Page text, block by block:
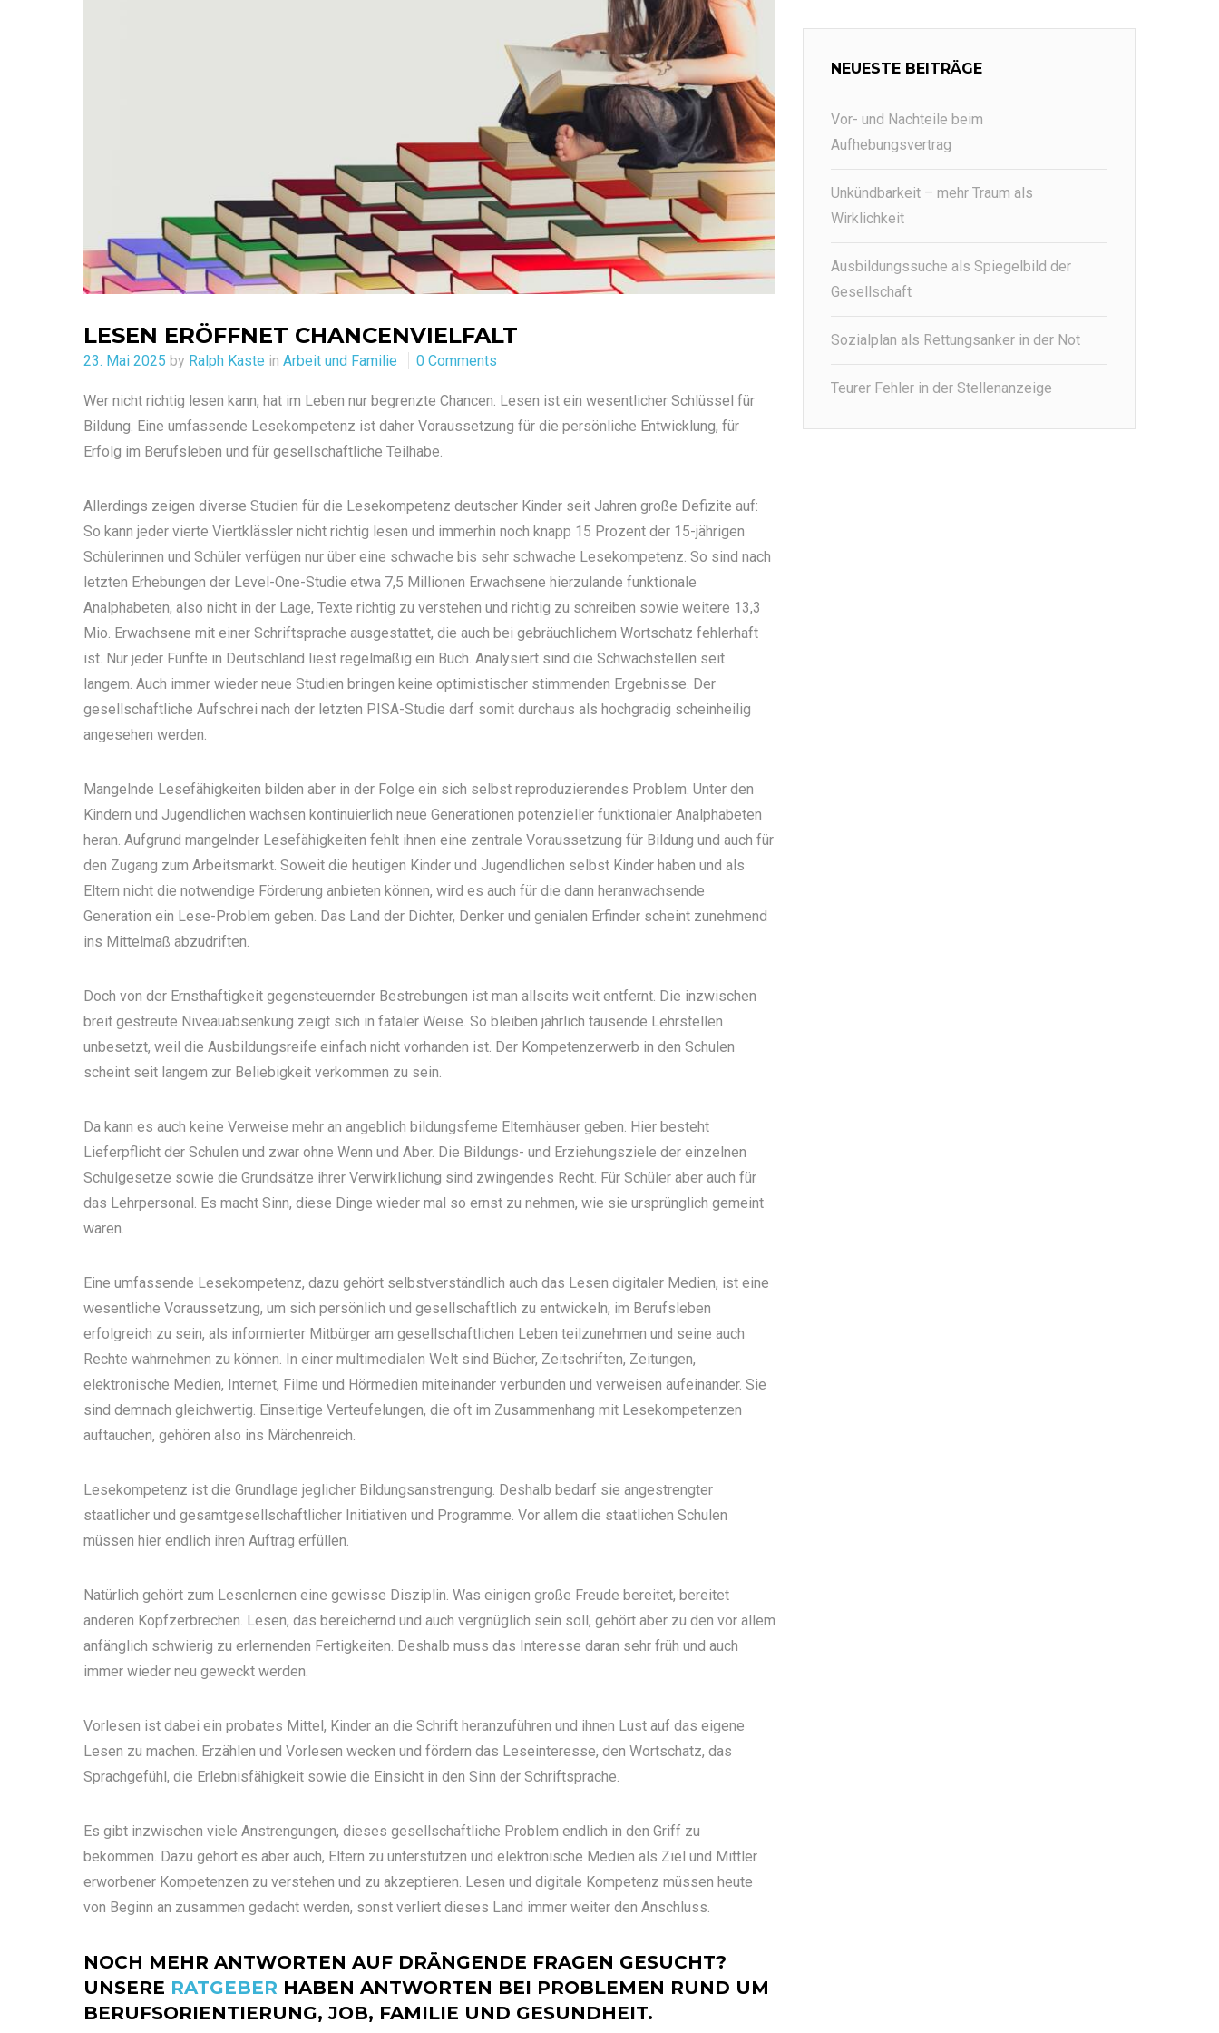
LESEN ERÖFFNET CHANCENVIELFALT
Posted
23. Mai 2025 by Ralph Kaste in Arbeit und Familie 0 Comments
Wer nicht richtig lesen kann, hat im Leben nur begrenzte Chancen. Lesen ist ein wesentlicher Schlüssel für
Bildung. Eine umfassende Lesekompetenz ist daher Voraussetzung für die persönliche Entwicklung, für
Erfolg im Berufsleben und für gesellschaftliche Teilhabe.
Allerdings zeigen diverse Studien für die Lesekompetenz deutscher Kinder seit Jahren große Defizite auf:
So kann jeder vierte Viertklässler nicht richtig lesen und immerhin noch knapp 15 Prozent der 15-jährigen
Schülerinnen und Schüler verfügen nur über eine schwache bis sehr schwache Lesekompetenz. So sind nach
letzten Erhebungen der Level-One-Studie etwa 7,5 Millionen Erwachsene hierzulande funktionale
Analphabeten, also nicht in der Lage, Texte richtig zu verstehen und richtig zu schreiben sowie weitere 13,3
Mio. Erwachsene mit einer Schriftsprache ausgestattet, die auch bei gebräuchlichem Wortschatz fehlerhaft
ist. Nur jeder Fünfte in Deutschland liest regelmäßig ein Buch. Analysiert sind die Schwachstellen seit
langem. Auch immer wieder neue Studien bringen keine optimistischer stimmenden Ergebnisse. Der
gesellschaftliche Aufschrei nach der letzten PISA-Studie darf somit durchaus als hochgradig scheinheilig
angesehen werden.
Mangelnde Lesefähigkeiten bilden aber in der Folge ein sich selbst reproduzierendes Problem. Unter den
Kindern und Jugendlichen wachsen kontinuierlich neue Generationen potenzieller funktionaler Analphabeten
heran. Aufgrund mangelnder Lesefähigkeiten fehlt ihnen eine zentrale Voraussetzung für Bildung und auch für
den Zugang zum Arbeitsmarkt. Soweit die heutigen Kinder und Jugendlichen selbst Kinder haben und als
Eltern nicht die notwendige Förderung anbieten können, wird es auch für die dann heranwachsende
Generation ein Lese-Problem geben. Das Land der Dichter, Denker und genialen Erfinder scheint zunehmend
ins Mittelmaß abzudriften.
Doch von der Ernsthaftigkeit gegensteuernder Bestrebungen ist man allseits weit entfernt. Die inzwischen
breit gestreute Niveauabsenkung zeigt sich in fataler Weise. So bleiben jährlich tausende Lehrstellen
unbesetzt, weil die Ausbildungsreife einfach nicht vorhanden ist. Der Kompetenzerwerb in den Schulen
scheint seit langem zur Beliebigkeit verkommen zu sein.
Da kann es auch keine Verweise mehr an angeblich bildungsferne Elternhäuser geben. Hier besteht
Lieferpflicht der Schulen und zwar ohne Wenn und Aber. Die Bildungs- und Erziehungsziele der einzelnen
Schulgesetze sowie die Grundsätze ihrer Verwirklichung sind zwingendes Recht. Für Schüler aber auch für
das Lehrpersonal. Es macht Sinn, diese Dinge wieder mal so ernst zu nehmen, wie sie ursprünglich gemeint
waren.
Eine umfassende Lesekompetenz, dazu gehört selbstverständlich auch das Lesen digitaler Medien, ist eine
wesentliche Voraussetzung, um sich persönlich und gesellschaftlich zu entwickeln, im Berufsleben
erfolgreich zu sein, als informierter Mitbürger am gesellschaftlichen Leben teilzunehmen und seine auch
Rechte wahrnehmen zu können. In einer multimedialen Welt sind Bücher, Zeitschriften, Zeitungen,
elektronische Medien, Internet, Filme und Hörmedien miteinander verbunden und verweisen aufeinander. Sie
sind demnach gleichwertig. Einseitige Verteufelungen, die oft im Zusammenhang mit Lesekompetenzen
auftauchen, gehören also ins Märchenreich.
Lesekompetenz ist die Grundlage jeglicher Bildungsanstrengung. Deshalb bedarf sie angestrengter
staatlicher und gesamtgesellschaftlicher Initiativen und Programme. Vor allem die staatlichen Schulen
müssen hier endlich ihren Auftrag erfüllen.
Natürlich gehört zum Lesenlernen eine gewisse Disziplin. Was einigen große Freude bereitet, bereitet
anderen Kopfzerbrechen. Lesen, das bereichernd und auch vergnüglich sein soll, gehört aber zu den vor allem
anfänglich schwierig zu erlernenden Fertigkeiten. Deshalb muss das Interesse daran sehr früh und auch
immer wieder neu geweckt werden.
Vorlesen ist dabei ein probates Mittel, Kinder an die Schrift heranzuführen und ihnen Lust auf das eigene
Lesen zu machen. Erzählen und Vorlesen wecken und fördern das Leseinteresse, den Wortschatz, das
Sprachgefühl, die Erlebnisfähigkeit sowie die Einsicht in den Sinn der Schriftsprache.
Es gibt inzwischen viele Anstrengungen, dieses gesellschaftliche Problem endlich in den Griff zu
bekommen. Dazu gehört es aber auch, Eltern zu unterstützen und elektronische Medien als Ziel und Mittler
erworbener Kompetenzen zu verstehen und zu akzeptieren. Lesen und digitale Kompetenz müssen heute
von Beginn an zusammen gedacht werden, sonst verliert dieses Land immer weiter den Anschluss.
NOCH MEHR ANTWORTEN AUF DRÄNGENDE FRAGEN GESUCHT?
UNSERE RATGEBER HABEN ANTWORTEN BEI PROBLEMEN RUND UM
BERUFSORIENTIERUNG, JOB, FAMILIE UND GESUNDHEIT.
NEUESTE BEITRÄGE
Vor- und Nachteile beim
Aufhebungsvertrag
Unkündbarkeit – mehr Traum als
Wirklichkeit
Ausbildungssuche als Spiegelbild der
Gesellschaft
Sozialplan als Rettungsanker in der Not
Teurer Fehler in der Stellenanzeige